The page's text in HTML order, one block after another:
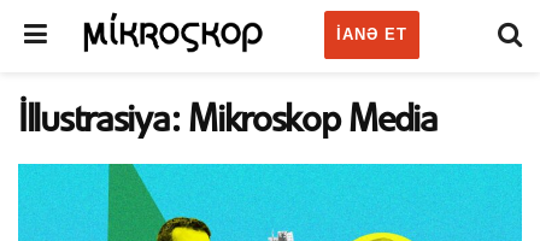
IANƏ ET
İllustrasiya: Mikroskop Media